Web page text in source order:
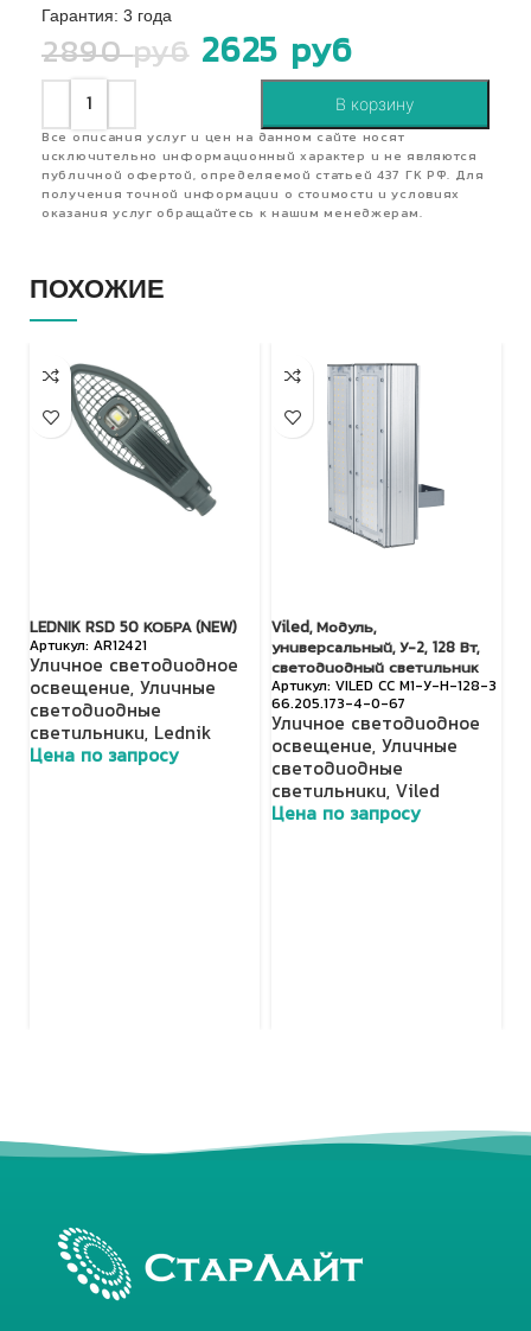
Гарантия: 3 года
2890руб 2625 руб
В корзину
Все описания услуг и цен на данном сайте носят
исключительно информационный характер и не являются
публичной офертой, определяемой статьей 437 ГК РФ. Для
получения точной информации о стоимости и условиях
оказания услуг обращайтесь к нашим менеджерам.
ПОХОЖИЕ
LEDNIK RSD 50 КОБРА (NEW)
AR12421
Уличное светодиодное
освещение, Уличные
светодиодные
светильники, Lednik
Цена по запросу
Viled, Модуль,
универсальный, У-2, 128 Вт,
светодиодный светильник
VILED СС М1-У-Н-128-3
66.205.173-4-0-67
Уличное светодиодное
освещение, Уличные
светодиодные
светильники, Viled
Цена по запросу